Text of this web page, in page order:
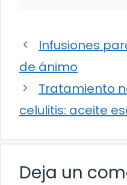
Infusiones
de ánimo
Tratamiento
celulitis: aceite
Deja un